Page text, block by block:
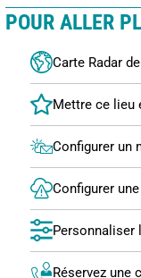
POUR ALLER
Carte Radar
Configurer un
Configurer
Personnaliser
Réservez une